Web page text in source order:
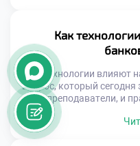
выпускников
Как
Как технологии влияют
вопрос, который сегодня
преподаватели, и
Банковская сфера
Раньше клиенты часами
бумажные заявки,